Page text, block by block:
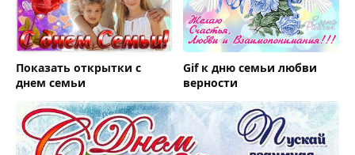
Показать открытки с
днем семьи
Gif к дню семьи любви
верности